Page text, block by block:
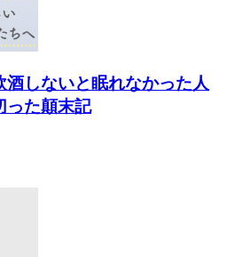
酒しないと眠れなかった人
った顛末記